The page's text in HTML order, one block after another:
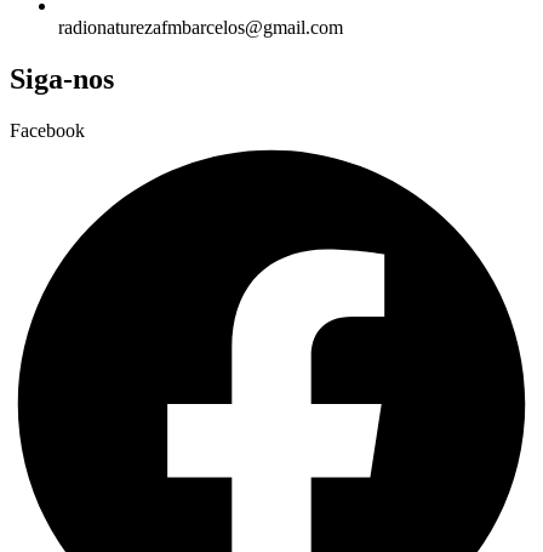
radionaturezafmbarcelos@gmail.com
Siga-nos
Facebook